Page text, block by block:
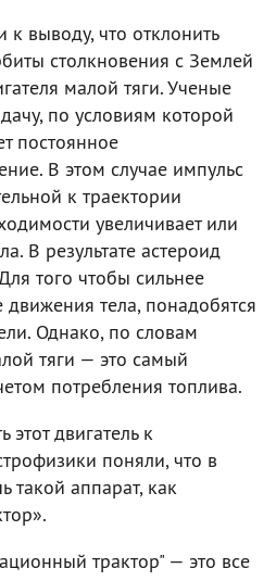
выводу, что отклонить
столкновения с Землей
малой тяги. Ученые
по условиям которой
постоянное
В этом случае импульс
к траектории
увеличивает или
В результате астероид
того чтобы сильнее
тела, понадобятся
Однако, по словам
тяги — это самый
потребления топлива.
двигатель к
поняли, что в
такой аппарат, как
трактор" — это все